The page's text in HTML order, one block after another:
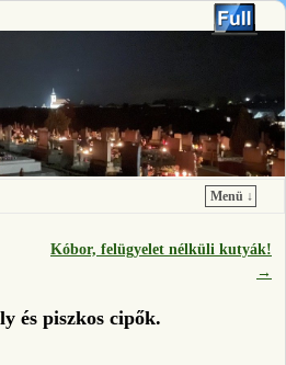
Menü ↓
Kóbor, felügyelet nélküli kutyák!
→
és piszkos cipők.